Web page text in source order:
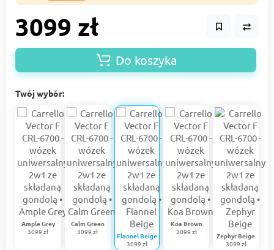
3099 zł
Do koszyka
Twój wybór:
Ample Grey
3099 zł
Calm Green
3099 zł
Flannel Beige
3099 zł
Koa Brown
3099 zł
Zephyr Beige
3099 zł